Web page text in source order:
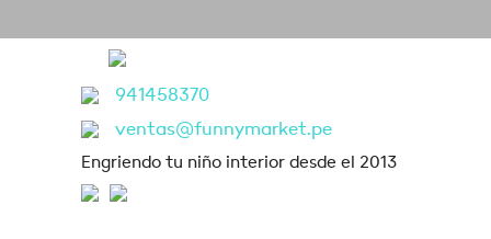
941458370
ventas@funnymarket.pe
Engriendo tu niño interior desde el 2013